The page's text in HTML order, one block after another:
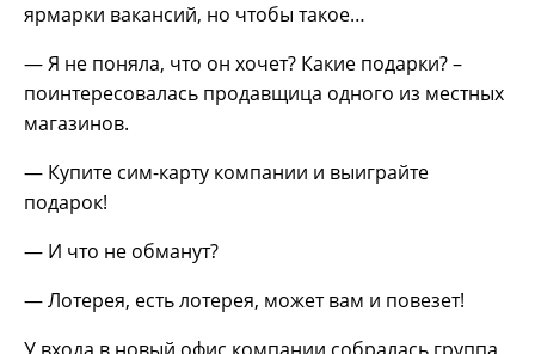
ярмарки вакансий, но чтобы такое…
— Я не поняла, что он хочет? Какие подарки? –
поинтересовалась продавщица одного из местных
магазинов.
— Купите сим-карту компании и выиграйте
подарок!
— И что не обманут?
— Лотерея, есть лотерея, может вам и повезет!